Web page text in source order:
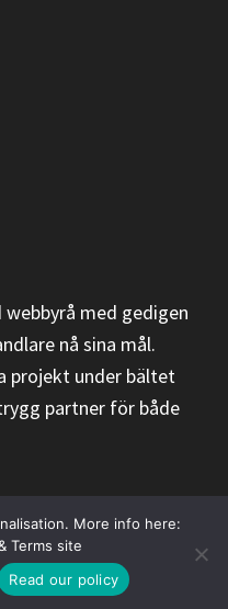
webbyrå med gedigen
nå sina mål.
projekt under bältet
partner för både
Webbshop24
More info here:
Terms site
Read our policy